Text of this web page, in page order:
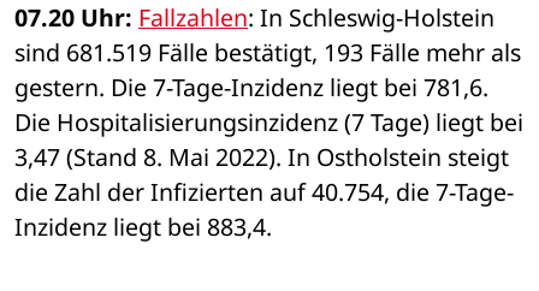
07.20 Uhr: Fallzahlen: In Schleswig-Holstein
sind 681.519 Fälle bestätigt, 193 Fälle mehr als
gestern. Die 7-Tage-Inzidenz liegt bei 781,6.
Die Hospitalisierungsinzidenz (7 Tage) liegt bei
3,47 (Stand 8. Mai 2022). In Ostholstein steigt
die Zahl der Infizierten auf 40.754, die 7-Tage-
Inzidenz liegt bei 883,4.